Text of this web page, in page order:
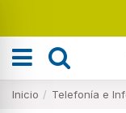
Inicio Telefonía e